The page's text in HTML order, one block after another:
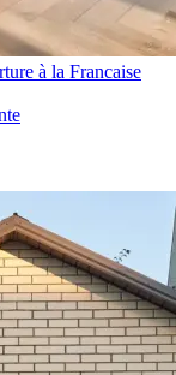
à la Francaise